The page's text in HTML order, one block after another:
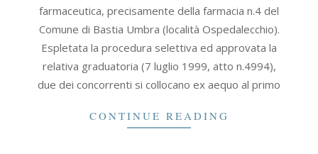
farmaceutica, precisamente della farmacia n.4 del
Comune di Bastia Umbra (località Ospedalecchio).
Espletata la procedura selettiva ed approvata la
relativa graduatoria (7 luglio 1999, atto n.4994),
due dei concorrenti si collocano ex aequo al primo
CONTINUE READING